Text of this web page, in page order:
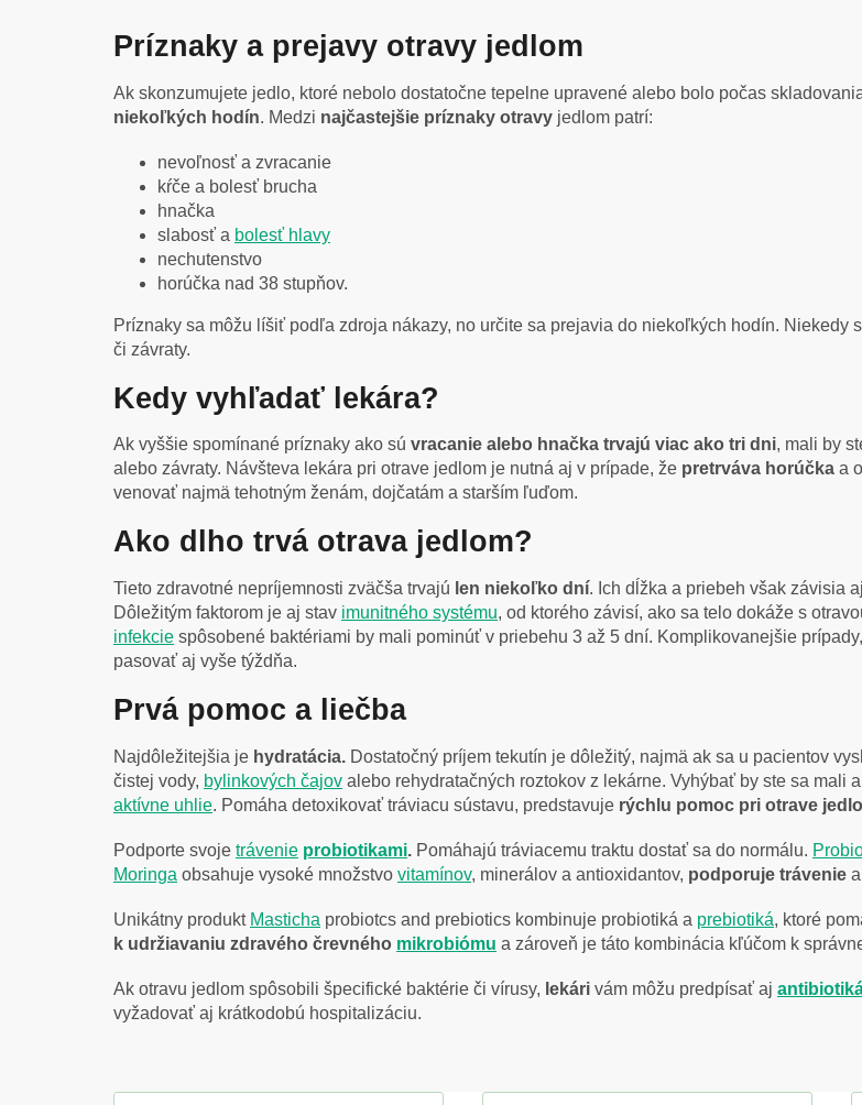
Príznaky a prejavy otravy jedlom
Ak skonzumujete jedlo, ktoré nebolo dostatočne tepelne upravené alebo bolo počas
niekoľkých hodín. Medzi najčastejšie príznaky otravy jedlom patrí:
nevoľnosť a zvracanie
kŕče a bolesť brucha
hnačka
slabosť a bolesť hlavy
nechutenstvo
horúčka nad 38 stupňov.
Príznaky sa môžu líšiť podľa zdroja nákazy, no určite sa prejavia do niekoľkých hodín.
či závraty.
Kedy vyhľadať lekára?
Ak vyššie spomínané príznaky ako sú vracanie alebo hnačka trvajú viac ako tri dni, mali by
alebo závraty. Návšteva lekára pri otrave jedlom je nutná aj v prípade, že pretrváva horúčka a
venovať najmä tehotným ženám, dojčatám a starším ľuďom.
Ako dlho trvá otrava jedlom?
Tieto zdravotné nepríjemnosti zväčša trvajú len niekoľko dní. Ich dĺžka a priebeh však závisia
Dôležitým faktorom je aj stav imunitného systému, od ktorého závisí, ako sa telo dokáže s
infekcie spôsobené baktériami by mali pominúť v priebehu 3 až 5 dní. Komplikovanejšie
pasovať aj vyše týždňa.
Prvá pomoc a liečba
Najdôležitejšia je hydratácia. Dostatočný príjem tekutín je dôležitý, najmä ak sa u pacientov
čistej vody, bylinkových čajov alebo rehydratačných roztokov z lekárne. Vyhýbať by ste sa
aktívne uhlie. Pomáha detoxikovať tráviacu sústavu, predstavuje rýchlu pomoc pri otrave
Podporte svoje trávenie probiotikami. Pomáhajú tráviacemu traktu dostať sa do normálu.
Moringa obsahuje vysoké množstvo vitamínov, minerálov a antioxidantov, podporuje trávenie
Unikátny produkt Masticha probiotcs and prebiotics kombinuje probiotiká a prebiotiká, ktoré
k udržiavaniu zdravého črevného mikrobiómu a zároveň je táto kombinácia kľúčom k
Ak otravu jedlom spôsobili špecifické baktérie či vírusy, lekári vám môžu predpísať aj
vyžadovať aj krátkodobú hospitalizáciu.